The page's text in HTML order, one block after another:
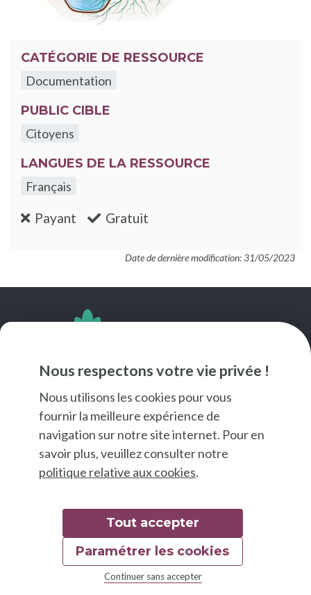
Nous respectons votre vie privée !
Nous utilisons les cookies pour vous
fournir la meilleure expérience de
navigation sur notre site internet. Pour en
savoir plus, veuillez consulter notre
politique relative aux cookies.
Tout accepter
Continuer sans accepter
Paramétrer les cookies
CATÉGORIE DE RESSOURCE
Documentation
PUBLIC CIBLE
Citoyens
LANGUES DE LA RESSOURCE
Français
Payant :non Gratuit
Date de dernière modification: 31/05/2023
© 2026 Good Food
Mentions légales